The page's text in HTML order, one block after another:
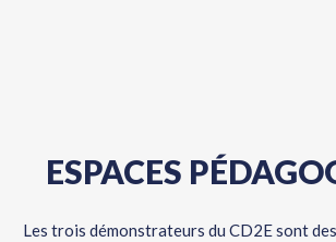
ESPACES
Les trois démonstrateurs du CD2E sont